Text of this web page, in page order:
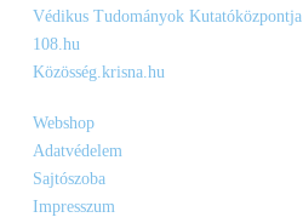
Védikus Tudományok Kutatóközpontja
108.hu
Közösség.krisna.hu
Webshop
Adatvédelem
Sajtószoba
Impresszum